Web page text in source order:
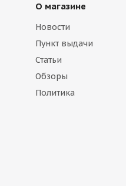
Titan Forged FA829 9,5j-19
О магазине
Новости
Пункт выдачи
Статьи
Обзоры
Политика